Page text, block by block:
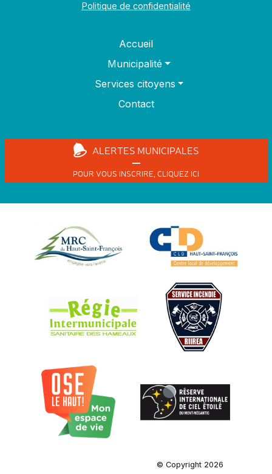
Politique de confidentialité
Accueil
Municipalité
Services citoyens
Contact
ALERTES MUNICIPALES
POUR VOUS INSCRIRE, CLIQUEZ ICI
© Copyright 2026